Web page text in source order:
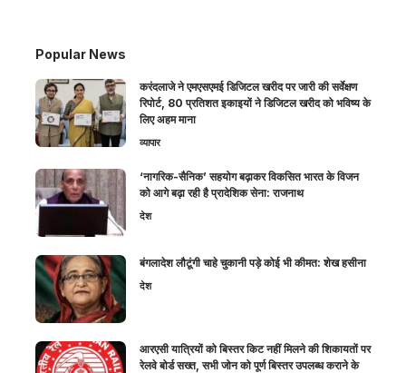
Popular News
करंदलाजे ने एमएसएमई डिजिटल खरीद पर जारी की सर्वेक्षण
रिपोर्ट, 80 प्रतिशत इकाइयों ने डिजिटल खरीद को भविष्य के
लिए अहम माना
व्यापार
‘नागरिक-सैनिक’ सहयोग बढ़ाकर विकसित भारत के विजन
को आगे बढ़ा रही है प्रादेशिक सेना: राजनाथ
देश
बंगलादेश लौटूंगी चाहे चुकानी पड़े कोई भी कीमत: शेख हसीना
देश
आरएसी यात्रियों को बिस्तर किट नहीं मिलने की शिकायतों पर
रेलवे बोर्ड सख्त, सभी जोन को पूर्ण बिस्तर उपलब्ध कराने के